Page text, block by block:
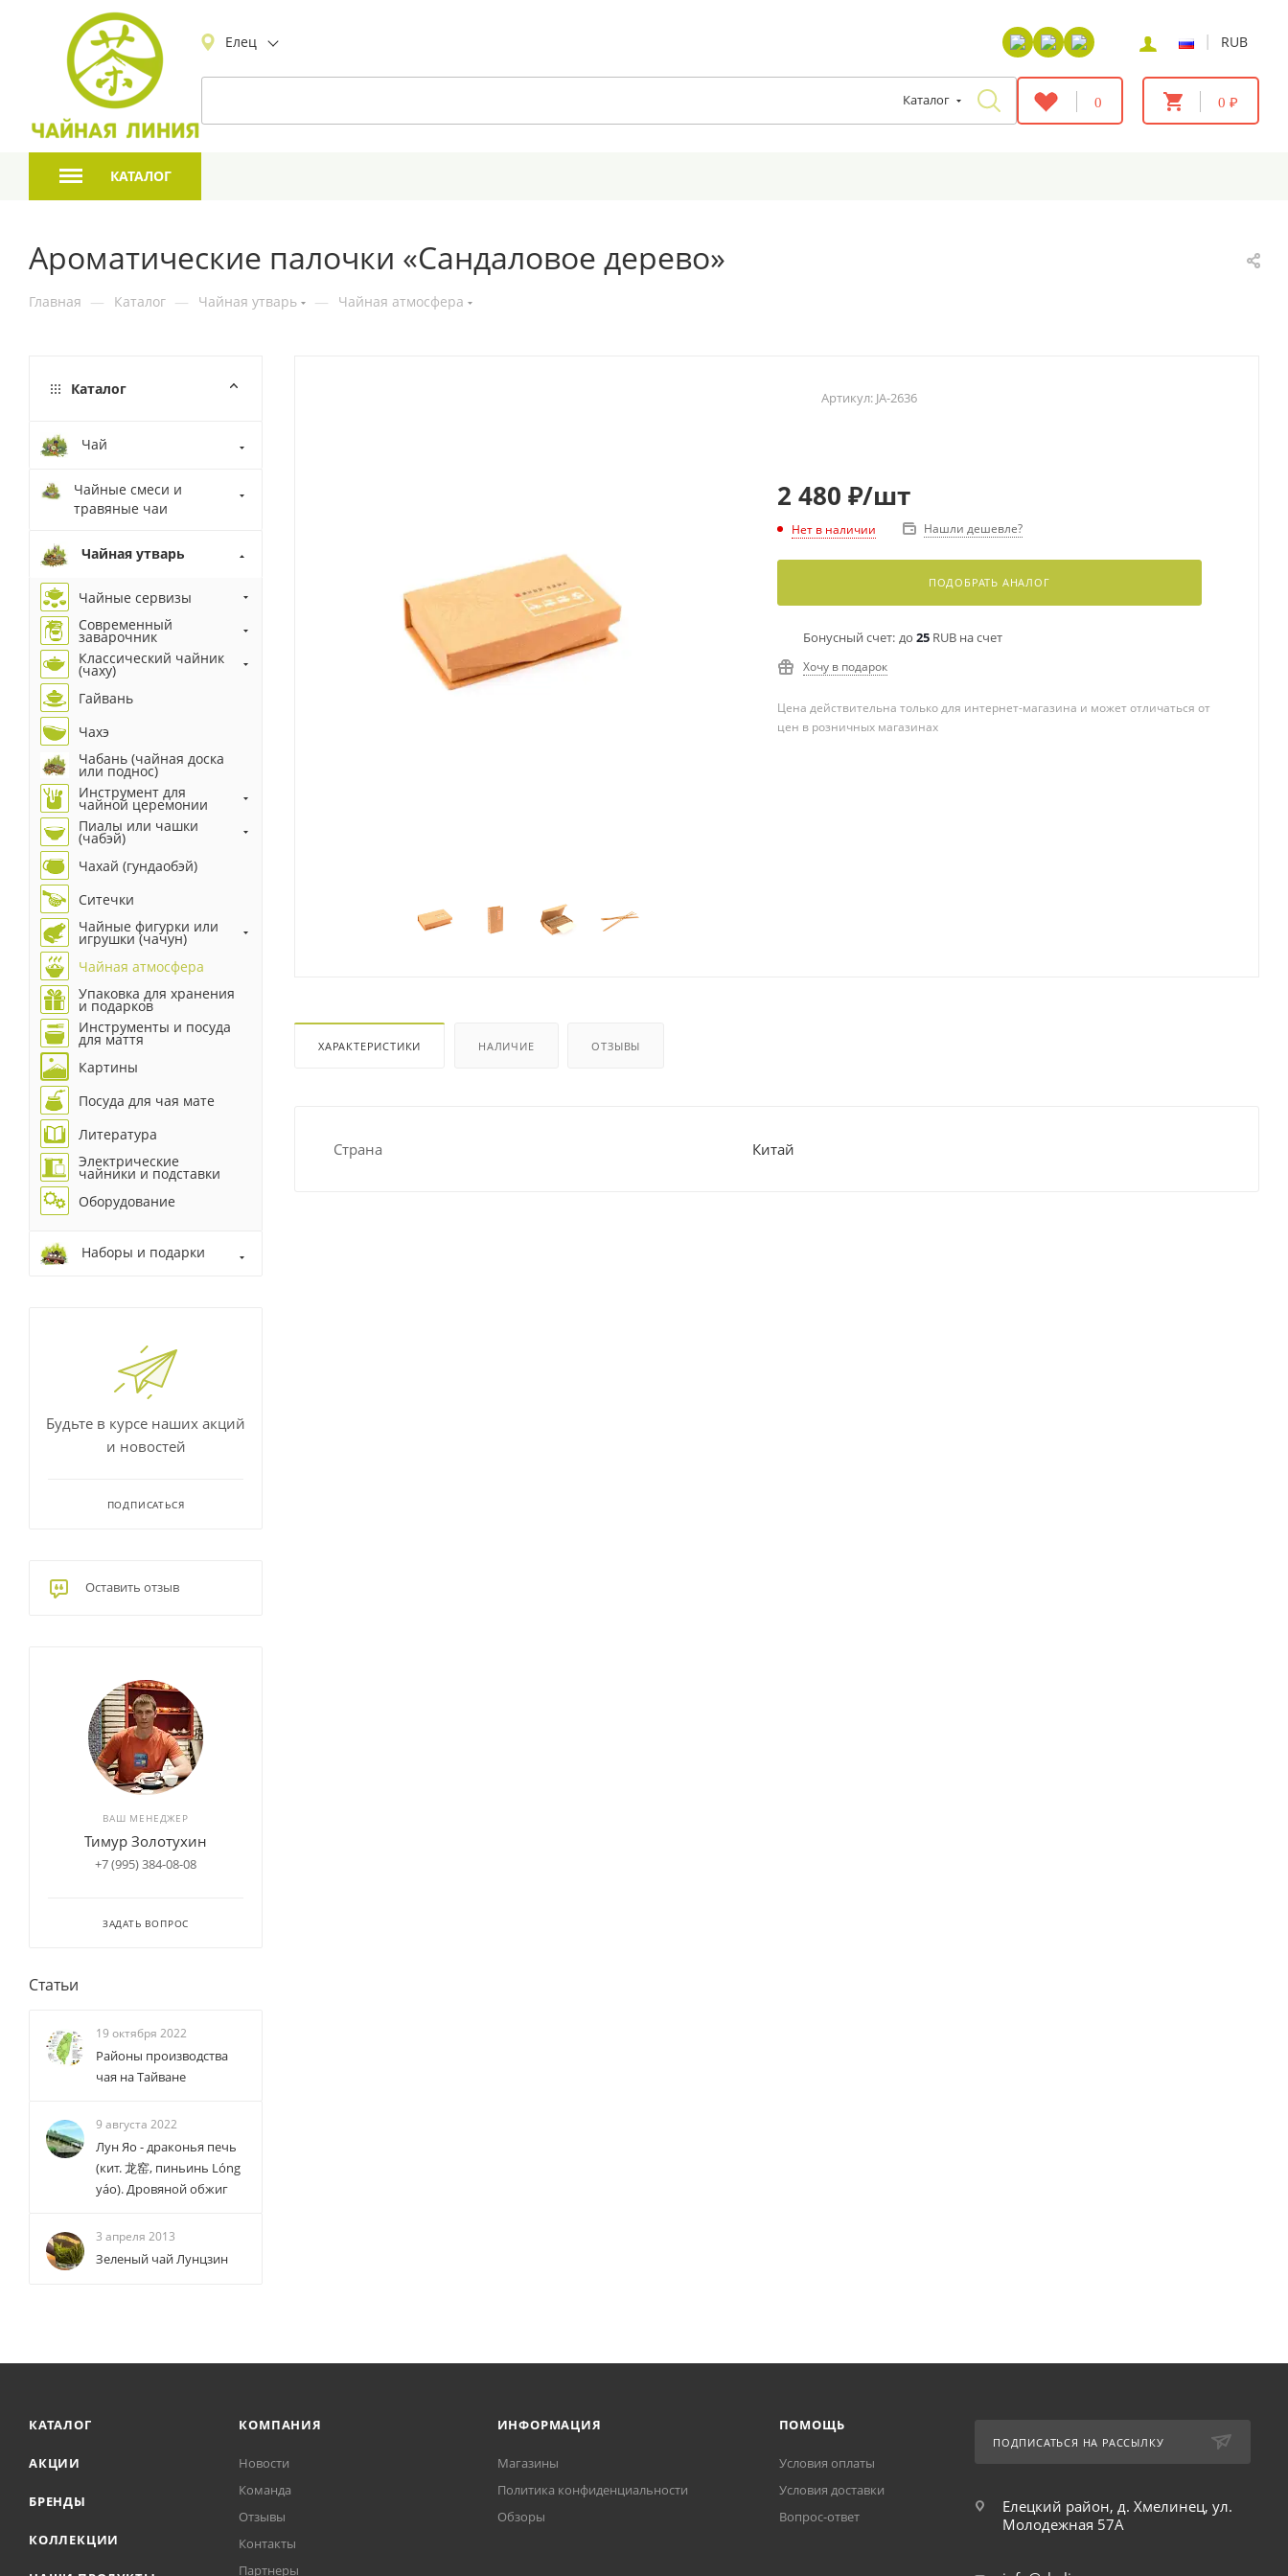
Елец | RUB
Каталог 0 0 ₽
КАТАЛОГ
Ароматические палочки «Сандаловое дерево»
Главная — Каталог — Чайная утварь — Чайная атмосфера
Артикул: JA-2636
2 480 ₽/шт
Нет в наличии Нашли дешевле?
ПОДОБРАТЬ АНАЛОГ
Бонусный счет: до 25RUB на счет
Хочу в подарок
Цена действительна только для интернет-магазина и может отличаться от
цен в розничных магазинах
ХАРАКТЕРИСТИКИ НАЛИЧИЕ ОТЗЫВЫ
Страна Китай
Каталог
Чай
Чайные смеси и
травяные чаи
Чайная утварь
Чайные сервизы
Современный
заварочник
Классический чайник
(чаху)
Гайвань
Чахэ
Чабань (чайная доска
или поднос)
Инструмент для
чайной церемонии
Пиалы или чашки
(чабэй)
Чахай (гундаобэй)
Ситечки
Чайные фигурки или
игрушки (чачун)
Чайная атмосфера
Упаковка для хранения
и подарков
Инструменты и посуда
для маття
Картины
Посуда для чая мате
Литература
Электрические
чайники и подставки
Оборудование
Наборы и подарки
Будьте в курсе наших акций
и новостей
ПОДПИСАТЬСЯ
Оставить отзыв
ВАШ МЕНЕДЖЕР
Тимур Золотухин
+7 (995) 384-08-08
ЗАДАТЬ ВОПРОС
Статьи
19 октября 2022
Районы производства
чая на Тайване
9 августа 2022
Лун Яо - драконья печь
(кит. 龙窑, пиньинь Lóng
yáo). Дровяной обжиг
3 апреля 2013
Зеленый чай Лунцзин
КАТАЛОГ
АКЦИИ
БРЕНДЫ
КОЛЛЕКЦИИ
КОМПАНИЯ
Новости
Команда
Отзывы
Контакты
Партнеры
ИНФОРМАЦИЯ
Магазины
Политика конфиденциальности
Обзоры
ПОМОЩЬ
Условия оплаты
Условия доставки
Вопрос-ответ
ПОДПИСАТЬСЯ НА РАССЫЛКУ
Елецкий район, д. Хмелинец, ул.
Молодежная 57А